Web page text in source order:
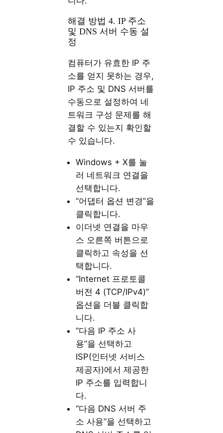
해결 방법 4. IP 주소
및 DNS 서버 수동 설
정
컴퓨터가 유효한 IP 주
소를 얻지 못하는 경우,
IP 주소 및 DNS 서버를
수동으로 설정하여 네
트워크 구성 문제를 해
결할 수 있는지 확인할
수 있습니다.
Windows + X를 눌
러 네트워크 연결을
선택합니다.
“어댑터 옵션 변경”을
클릭합니다.
이더넷 연결을 마우
스 오른쪽 버튼으로
클릭하고 속성을 선
택합니다.
“Internet 프로토콜
버전 4 (TCP/IPv4)”
옵션을 더블 클릭합
니다.
“다음 IP 주소 사
용”을 선택하고
ISP(인터넷 서비스
제공자)에서 제공한
IP 주소를 입력합니
다.
“다음 DNS 서버 주
소 사용”을 선택하고